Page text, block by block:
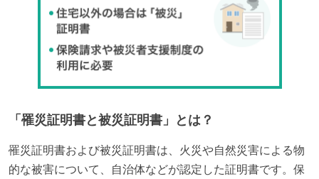
「 罹災証明書と被災証明書 」とは？
罹災証明書および被災証明書は、火災や自然災害による物
的な被害について、自治体などが認定した証明書です。保